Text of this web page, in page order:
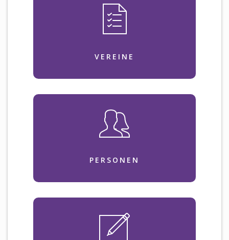
VEREINE
PERSONEN